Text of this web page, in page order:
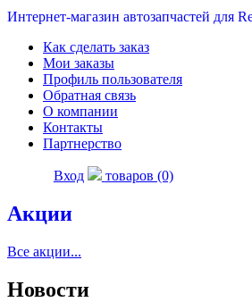
Интернет-магазин автозапчастей для
Как сделать заказ
Мои заказы
Профиль пользователя
Обратная связь
О компании
Контакты
Партнерство
Вход товаров (0)
Акции
Все акции...
Новости